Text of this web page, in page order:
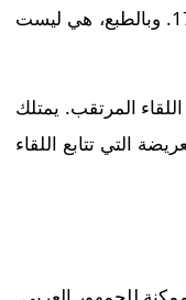
. وبالطبع، هي ليست
المرتقب. يمتلك
التي تتابع اللقاء